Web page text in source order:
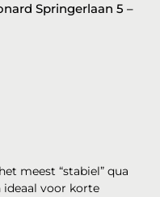
Springerlaan 5 –
meest “stabiel” qua
ideaal voor korte